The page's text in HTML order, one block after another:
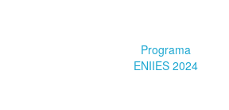
Programa
ENIIES 2024